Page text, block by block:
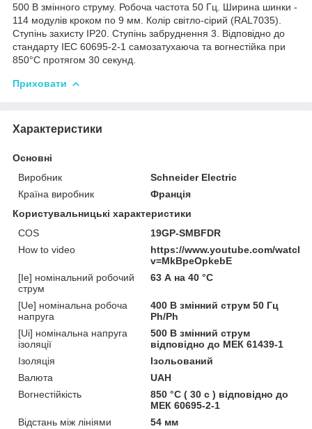
500 В змінного струму. Робоча частота 50 Гц. Ширина шинки -
114 модулів кроком по 9 мм. Колір світло-сірий (RAL7035).
Ступінь захисту IP20. Ступінь забруднення 3. Відповідно до
стандарту IEC 60695-2-1 самозатухаюча та вогнестійка при
850°C протягом 30 секунд.
Приховати
Характеристики
Основні
Виробник
Schneider Electric
Країна виробник
Франція
Користувальницькі характеристики
COS
19GP-SMBFDR
How to video
https://www.youtube.com/watch?
v=MkBpeOpkebE
[Ie] номінальний робочий
струм
63 А на 40 °C
[Ue] номінальна робоча
напруга
400 В змінний струм 50 Гц
Ph/Ph
[Ui] номінальна напруга
ізоляції
500 В змінний струм
відповідно до МЕК 61439-1
Ізоляція
Ізольований
Валюта
UAH
Вогнестійкість
850 °C ( 30 с ) відповідно до
МЕК 60695-2-1
Відстань між лініями
54 мм